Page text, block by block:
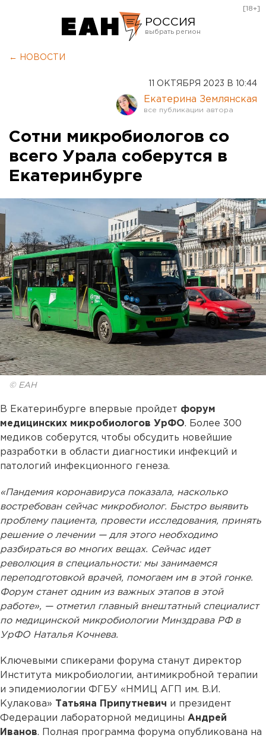
РОССИЯ
Оренбург
[18+]
← НОВОСТИ
11 ОКТЯБРЯ 2023 В 10:44
Екатерина Землянская
Сотни микробиологов со
всего Урала соберутся в
Екатеринбурге
© ЕАН
В Екатеринбурге впервые пройдет форум
медицинских микробиологов УрФО. Более 300
медиков соберутся, чтобы обсудить новейшие
разработки в области диагностики инфекций и
патологий инфекционного генеза.
«Пандемия коронавируса показала, насколько
востребован сейчас микробиолог. Быстро выявить
проблему пациента, провести исследования, принять
решение о лечении — для этого необходимо
разбираться во многих вещах. Сейчас идет
революция в специальности: мы занимаемся
переподготовкой врачей, помогаем им в этой гонке.
Форум станет одним из важных этапов в этой
работе», — отметил главный внештатный специалист
по медицинской микробиологии Минздрава РФ в
УрФО Наталья Кочнева.
Ключевыми спикерами форума станут директор
Института микробиологии, антимикробной терапии
и эпидемиологии ФГБУ «НМИЦ АГП им. В.И.
Кулакова» Татьяна Припутневич и президент
Федерации лабораторной медицины Андрей
Иванов. Полная программа форума опубликована на